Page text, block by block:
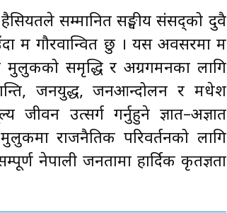
हैसियतले सम्मानित सङ्घीय संसद्को दुवै
म गौरवान्वित छु । यस अवसरमा म
मुलुकको समृद्धि र अग्रगमनका लागि
जनयुद्ध, जनआन्दोलन र मधेश
जीवन उत्सर्ग गर्नुहुने ज्ञात–अज्ञात
राजनैतिक परिवर्तनको लागि
नेपाली जनतामा हार्दिक कृतज्ञता